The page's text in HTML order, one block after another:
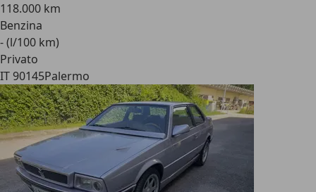
118.000 km
Benzina
- (l/100 km)
Privato
IT 90145Palermo